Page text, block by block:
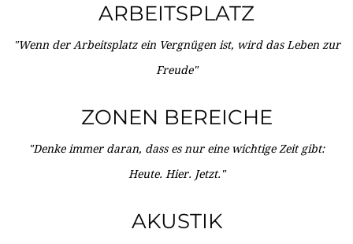
ARBEITSPLATZ
"Wenn der Arbeitsplatz ein Vergnügen ist, wird das Leben zur
Freude"
ZONEN BEREICHE
"Denke immer daran, dass es nur eine wichtige Zeit gibt:
Heute. Hier. Jetzt."
AKUSTIK